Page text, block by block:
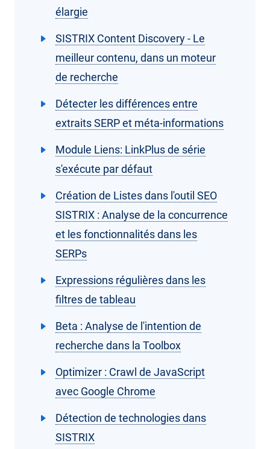
élargie
SISTRIX Content Discovery - Le
meilleur contenu, dans un moteur
de recherche
Détecter les différences entre
extraits SERP et méta-informations
Module Liens: LinkPlus de série
s'exécute par défaut
Création de Listes dans l'outil SEO
SISTRIX : Analyse de la concurrence
et les fonctionnalités dans les
SERPs
Expressions régulières dans les
filtres de tableau
Beta : Analyse de l'intention de
recherche dans la Toolbox
Optimizer : Crawl de JavaScript
avec Google Chrome
Détection de technologies dans
SISTRIX